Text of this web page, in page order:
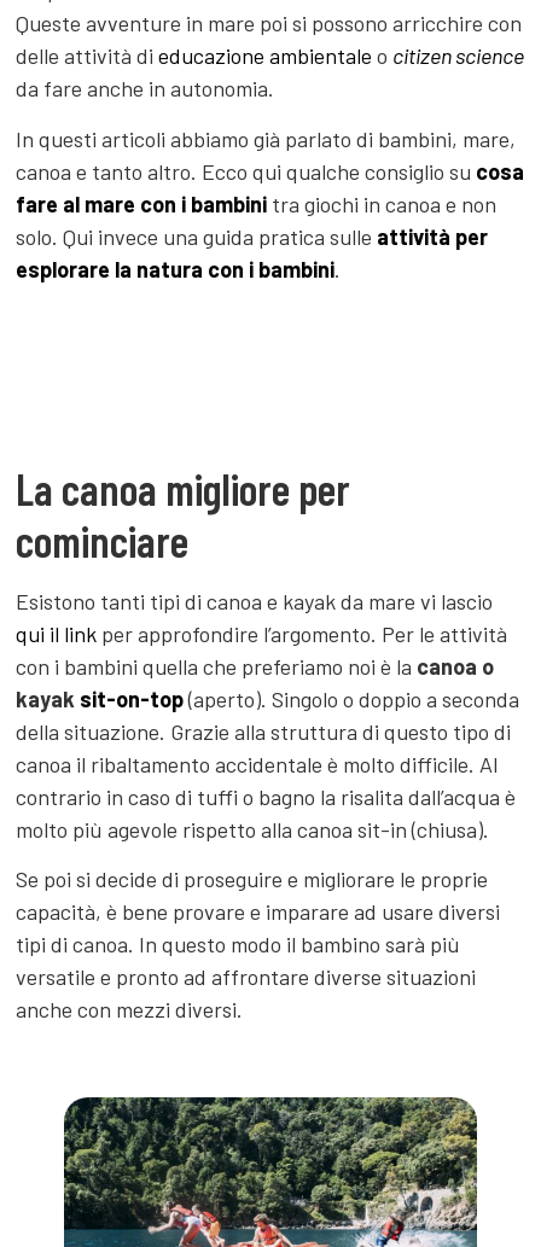
Queste avventure in mare poi si possono arricchire con
delle attività dieducazione ambientale o citizen science
da fare anche in autonomia.
In questi articoli abbiamo già parlato di bambini, mare,
canoa e tanto altro. Ecco qui qualche consiglio su cosa
fare al mare con i bambini tra giochi in canoa e non
solo. Qui invece una guida pratica sulle attività per
esplorare la natura con i bambini.
La canoa migliore per
cominciare
Esistono tanti tipi di canoa e kayak da mare vi lascio
qui il link per approfondire l’argomento. Per le attività
con i bambini quella che preferiamo noi è la canoa o
kayak sit-on-top (aperto). Singolo o doppio a seconda
della situazione. Grazie alla struttura di questo tipo di
canoa il ribaltamento accidentale è molto difficile. Al
contrario in caso di tuffi o bagno la risalita dall’acqua è
molto più agevole rispetto alla canoa sit-in (chiusa).
Se poi si decide di proseguire e migliorare le proprie
capacità, è bene provare e imparare ad usare diversi
tipi di canoa. In questo modo il bambino sarà più
versatile e pronto ad affrontare diverse situazioni
anche con mezzi diversi.